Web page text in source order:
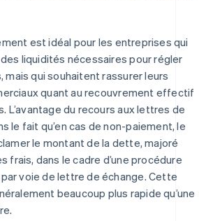
est idéal pour les entreprises qui
liquidités nécessaires pour régler
mais qui souhaitent rassurer leurs
quant au recouvrement effectif
L’avantage du recours aux lettres de
le fait qu’en cas de non-paiement, le
le montant de la dette, majoré
frais, dans le cadre d’une procédure
voie de lettre de échange. Cette
beaucoup plus rapide qu’une